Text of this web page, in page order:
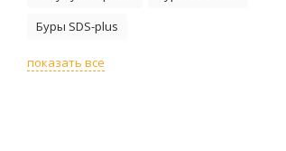
Буры SDS-plus
показать все